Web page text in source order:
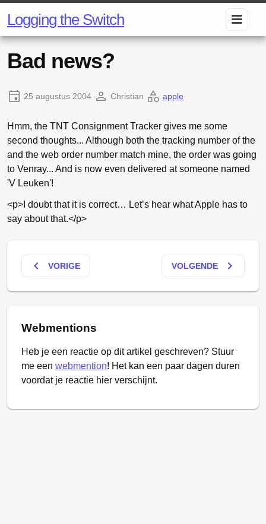
Logging the Switch
Bad news?
25 augustus 2004 Christian apple
Hmm, the TNT Consignment Tracker gives me some
second thoughts... Although both the tracking number of the
and the web order number match mine, the order was going
to Venray... And is now even delivered at someone named
'V Leuken'!
<p>I doubt that it is correct… Let’s hear what Apple has to
say about that.</p>
keyboard_arrow_left VORIGE VOLGENDE keyboard_arrow_right
Webmentions
Heb je een reactie op dit artikel geschreven? Stuur
me een webmention! Het kan een paar dagen duren
voordat je reactie hier verschijnt.